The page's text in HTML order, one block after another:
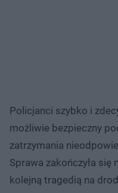
Policjanci szybko i
możliwie bezpieczny
zatrzymania
Sprawa zakończyła się
kolejną tragedią na